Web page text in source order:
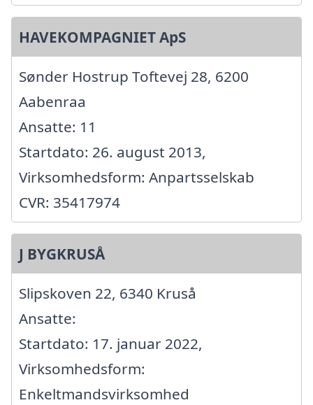
HAVEKOMPAGNIET ApS
Sønder Hostrup Toftevej 28, 6200
Aabenraa
Ansatte: 11
Startdato: 26. august 2013,
Virksomhedsform: Anpartsselskab
CVR: 35417974
J BYGKRUSÅ
Slipskoven 22, 6340 Kruså
Ansatte:
Startdato: 17. januar 2022,
Virksomhedsform:
Enkeltmandsvirksomhed